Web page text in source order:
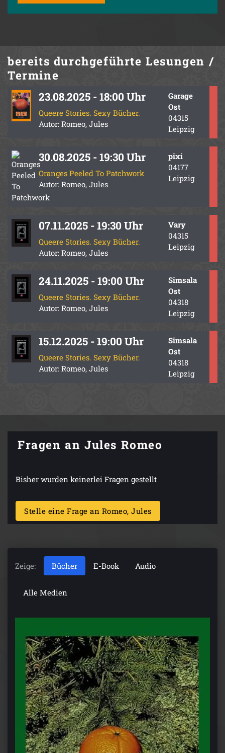
bereits durchgeführteLesungen /
Termine
23.08.2025 - 18:00 Uhr
Queere Stories. Sexy Bücher.
Autor: Romeo, Jules
Garage
Ost
04315
Leipzig
30.08.2025 - 19:30 Uhr
Oranges Peeled To Patchwork
Autor: Romeo, Jules
pixi
04177
Leipzig
07.11.2025 - 19:30 Uhr
Queere Stories. Sexy Bücher.
Autor: Romeo, Jules
Vary
04315
Leipzig
24.11.2025 - 19:00 Uhr
Queere Stories. Sexy Bücher.
Autor: Romeo, Jules
Simsala
Ost
04318
Leipzig
15.12.2025 - 19:00 Uhr
Queere Stories. Sexy Bücher.
Autor: Romeo, Jules
Simsala
Ost
04318
Leipzig
Fragen an Jules Romeo
Bisher wurden keinerlei Fragen gestellt
Stelle eine Frage an Romeo, Jules
Zeige: Bücher E-Book Audio
Alle Medien